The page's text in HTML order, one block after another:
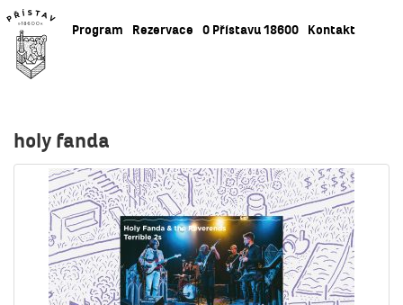
Program Rezervace O Přístavu 18600 Kontakt
holy fanda